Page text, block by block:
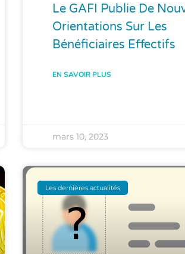
Le GAFI Publie De
Orientations Sur Les
Bénéficiaires Effectifs
EN SAVOIR PLUS
mars 10, 2023
Les dernières actualités